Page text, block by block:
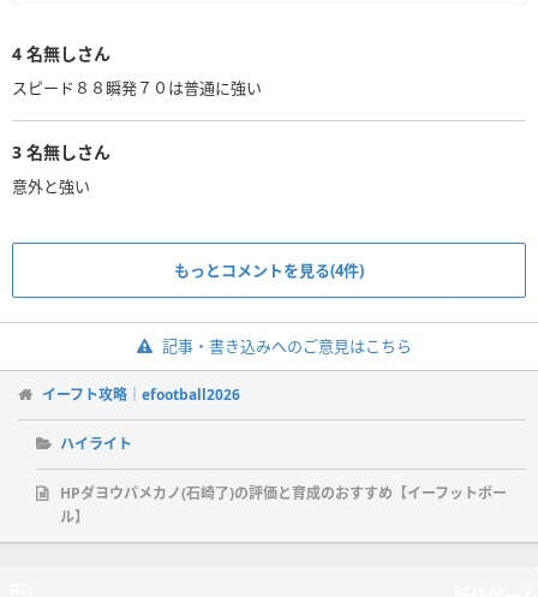
4 名無しさん
スピード８８瞬発７０は普通に強い
3 名無しさん
もっとコメントを見る(4件)
記事・書き込みへのご意見はこちら
イーフト攻略｜efootball2026
ハイライト
HPダヨウパメカノ(石崎了)の評価と育成のおすすめ【イーフットボー
ル】